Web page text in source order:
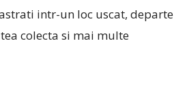
intr-un loc uscat, departe
colecta si mai multe